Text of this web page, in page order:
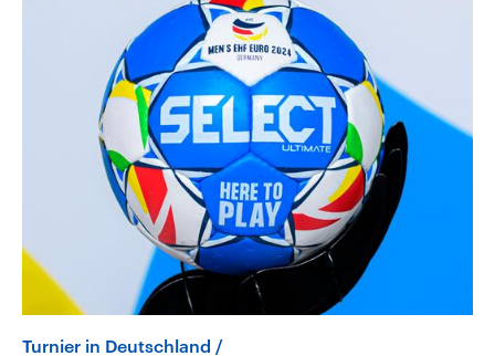
Turnier in Deutschland